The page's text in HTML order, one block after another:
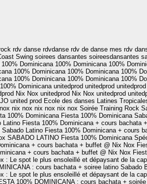
rdv danse rdvdanse rdv de danse mes rdv
Swing soirees dansantes soireesdansantes
100% Dominicana 100% Dominicana 100%
100% Dominicana 100% Dominicana 100%
100% Dominicana 100% Dominicana 100%
100% Dominicana unitedprod unitedprod unitedprod
Nix Nox unitedprod Nix Nox unitedprod
united prod Ecole des danses Latines
nix nox nix nox nix nox Soirée Training Rock
100% Dominicana Fiesta 100% Dominicana
Latino Fiesta 100% Dominicana + cours bachata
Sabado Latino Fiesta 100% Dominicana + cours
SABADO LATINO Fiesta 100% Dominicana
+ cours bachata + buffet @ Nix Nox
+ cours bachata + buffet @ Nix Nox
: Le spot le plus ensoleillé et dépaysant de la
: cours bachata + soiree latino Sabado
: Le spot le plus ensoleillé et dépaysant de la
100% DOMINICANA : cours bachata +